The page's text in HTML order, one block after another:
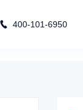
400-101-6950